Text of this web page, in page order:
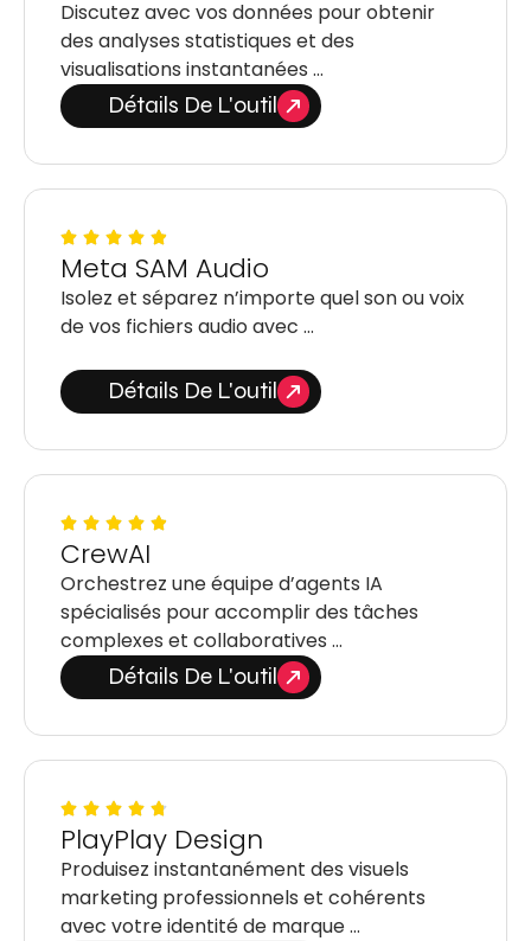
Discutez avec vos données pour obtenir
des analyses statistiques et des
visualisations instantanées …
Détails De L'outil
Meta SAM Audio
Isolez et séparez n’importe quel son ou voix
de vos fichiers audio avec …
Détails De L'outil
CrewAI
Orchestrez une équipe d’agents IA
spécialisés pour accomplir des tâches
complexes et collaboratives …
Détails De L'outil
PlayPlay Design
Produisez instantanément des visuels
marketing professionnels et cohérents
avec votre identité de marque …